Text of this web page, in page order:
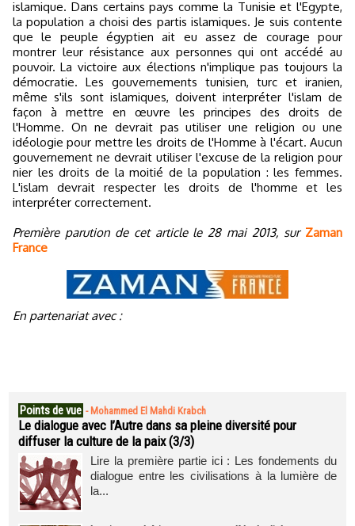
islamique. Dans certains pays comme la Tunisie et l'Egypte,
la population a choisi des partis islamiques. Je suis contente
que le peuple égyptien ait eu assez de courage pour
montrer leur résistance aux personnes qui ont accédé au
pouvoir. La victoire aux élections n'implique pas toujours la
démocratie. Les gouvernements tunisien, turc et iranien,
même s'ils sont islamiques, doivent interpréter l'islam de
façon à mettre en œuvre les principes des droits de
l'Homme. On ne devrait pas utiliser une religion ou une
idéologie pour mettre les droits de l'Homme à l'écart. Aucun
gouvernement ne devrait utiliser l'excuse de la religion pour
nier les droits de la moitié de la population : les femmes.
L'islam devrait respecter les droits de l'homme et les
interpréter correctement.
Première parution de cet article le 28 mai 2013, sur Zaman
France
En partenariat avec :
Points de vue - Mohammed El Mahdi Krabch
Le dialogue avec l’Autre dans sa pleine diversité pour
diffuser la culture de la paix (3/3)
Lire la première partie ici : Les fondements du
dialogue entre les civilisations à la lumière de
la...